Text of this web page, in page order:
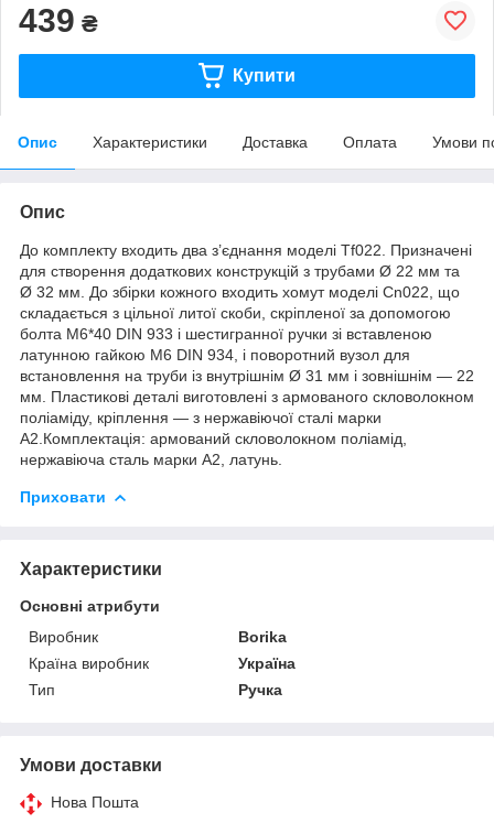
439 ₴
Купити
Опис Характеристики Доставка Оплата Умови
Опис
До комплекту входить два з’єднання моделі Tf022. Призначені
для створення додаткових конструкцій з трубами Ø 22 мм та
Ø 32 мм. До збірки кожного входить хомут моделі Cn022, що
складається з цільної литої скоби, скріпленої за допомогою
болта M6*40 DIN 933 і шестигранної ручки зі вставленою
латунною гайкою M6 DIN 934, і поворотний вузол для
встановлення на труби із внутрішнім Ø 31 мм і зовнішнім — 22
мм. Пластикові деталі виготовлені з армованого скловолокном
поліаміду, кріплення — з нержавіючої сталі марки
А2.Комплектація: армований скловолокном поліамід,
нержавіюча сталь марки А2, латунь.
Приховати
Характеристики
Основні атрибути
Виробник
Borika
Країна виробник
Україна
Тип
Ручка
Умови доставки
Нова Пошта